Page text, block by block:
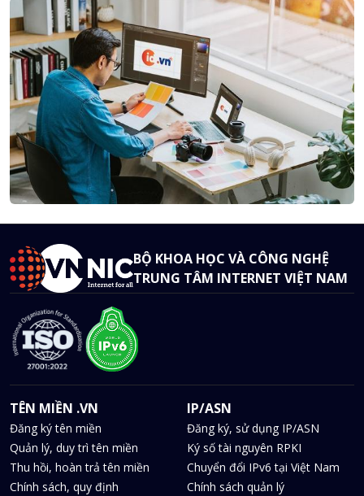
BỘ KHOA HỌC VÀ CÔNG NGHỆ
TRUNG TÂM INTERNET VIỆT NAM
TÊN MIỀN .VN
Đăng ký tên miền
Quản lý, duy trì tên miền
Thu hồi, hoàn trả tên miền
Chính sách, quy định
IP/ASN
Đăng ký, sử dụng IP/ASN
Ký số tài nguyên RPKI
Chuyển đổi IPv6 tại Việt Nam
Chính sách quản lý